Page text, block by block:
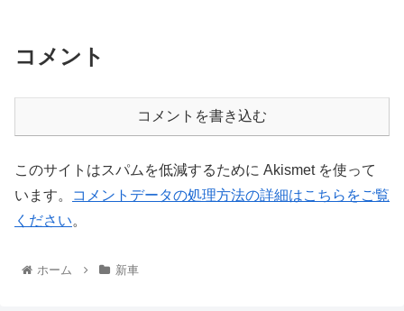
コメント
コメントを書き込む
このサイトはスパムを低減するために Akismet を使って
います。
コメントデータの処理方法の詳細はこちらをご覧
ください。
ホーム 新車